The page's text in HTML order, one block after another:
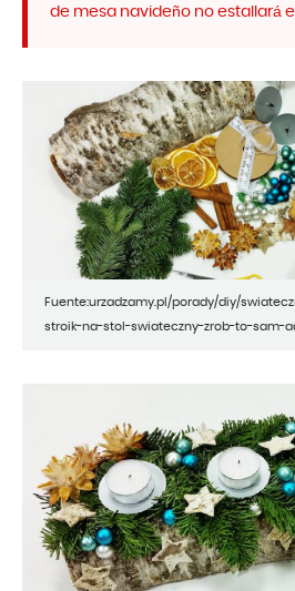
de mesa navideño no estallará
Fuente:urzadzamy.pl/porady/diy/
stroik-na-stol-swiateczny-zrob-to-sam-